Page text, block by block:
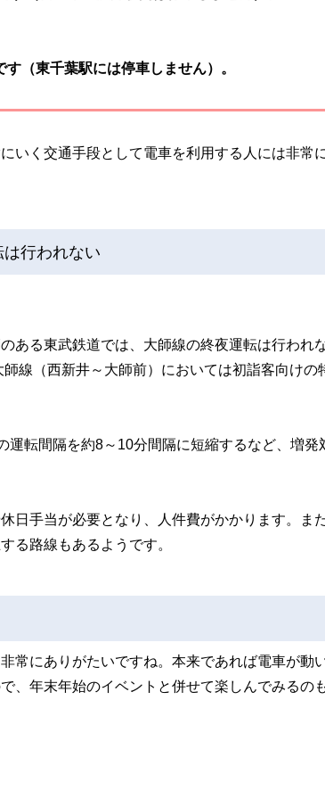
（東千葉駅には停車しません）。
いく交通手段として電車を利用する人には非常
行われない
ある東武鉄道では、大師線の終夜運転は行われ
線（西新井～大師前）においては初詣客向けの
転間隔を約8～10分間隔に短縮するなど、増発
日手当が必要となり、人件費がかかります。ま
る路線もあるようです。
常にありがたいですね。本来であれば電車が動
、年末年始のイベントと併せて楽しんでみるの